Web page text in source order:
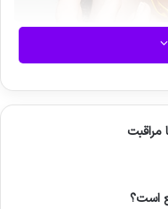
از آن‌ها نیازمند دانش و
فعال خود می‌توانند
و شفافیت طبیعی را
سرم ضد لک و روشن‌کننده
تقویت کرده و به پوست
شود.
را با ۱۰ ماسک خانگی روشن‌کننده پوست، نکات
مراقبت
است؟